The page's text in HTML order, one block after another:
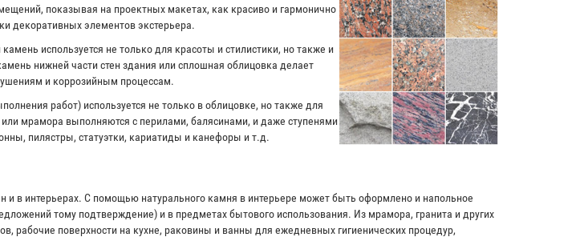
показывая на проектных макетах, как красиво и гармонично
декоративных элементов экстерьера.
используется не только для красоты и стилистики, но также и
нижней части стен здания или сплошная облицовка делает
и коррозийным процессам.
работ) используется не только в облицовке, но также для
мрамора выполняются с перилами, балясинами, и даже ступенями
пилястры, статуэтки, кариатиды и канефоры и т.д.
в интерьерах. С помощью натурального камня в интерьере может быть оформлено и напольное
тому подтверждение) и в предметах бытового использования. Из мрамора, гранита и других
рабочие поверхности на кухне, раковины и ванны для ежедневных гигиенических процедур,